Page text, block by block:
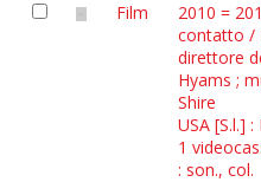
Film
2010 =
contatto /
direttore
Hyams ;
Shire
USA [S.l.]
1
: son., col.